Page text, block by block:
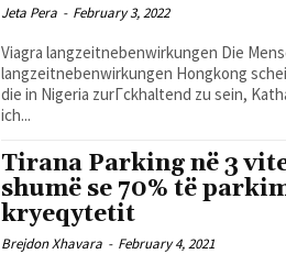
Jeta Pera - February 3, 2022
Viagra langzeitnebenwirkungen Die
langzeitnebenwirkungen Hongkong
die in Nigeria zurГckhaltend zu sein,
ich...
Tirana Parking në 3
shumë se 70% të
kryeqytetit
Brejdon Xhavara - February 4, 2021